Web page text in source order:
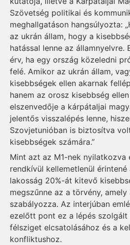
Szövetség politikai és
meghallgatáson hangsúlyozta:
az ukrán állam, hogy a
hatással lenne az államnyelvre.
érv, ha egy ország közeledni
felé. Amikor az ukrán állam,
kisebbségek ellen akarnak
hanem az orosz kisebbség
elszenvedője a kárpátaljai
jelentős visszalépés lenne,
Szovjetunióban is biztosítva
kisebbségek számára.”
Mint azt az M1-nek nyilatkozva
rendkívül kellemetlenül
lakosság 20%-át kitevő
megszűnne az a törvény,
szabályozza. Az interjúban
ezelőtt pont ez a lépés szolgált
félsziget elcsatolásához és a
konfliktushoz.